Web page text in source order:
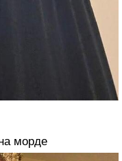
морде